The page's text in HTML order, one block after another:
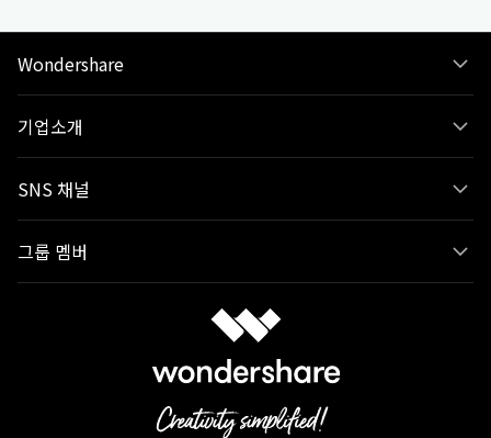
Wondershare
기업소개
SNS 채널
그룹 멤버